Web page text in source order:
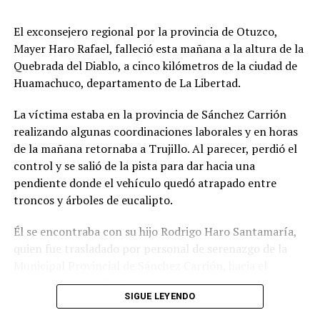
y Trujillo; todo lo cual garantiza alcanzar las 400
intervenciones al término del presente año.
Del total de inversiones, vale mencionar que hay una
cartera dinámica que incluye 20 proyectos actualmente
en proceso de convocatoria y 30 nuevas obras que serán
licitadas entre agosto y diciembre, ratificando el
compromiso de la gestión de Joana Cabrera de
mantener un ritmo sostenido de inversión pública hasta
el último día de su mandato.
13 grandes proyectos gestionados
Aparte, la actual gestión ha emprendido una ardua
más de 9 mil millones de soles, que representan el
futuro del desarrollo regional. Entre ellos destacan el
El exconsejero regional por la provincia de Otuzco,
Mayer Haro Rafael, falleció esta mañana a la altura de la
Quebrada del Diablo, a cinco kilómetros de la ciudad de
Huamachuco, departamento de La Libertad.
La víctima estaba en la provincia de Sánchez Carrión
realizando algunas coordinaciones laborales y en horas
de la mañana retornaba a Trujillo. Al parecer, perdió el
control y se salió de la pista para dar hacia una
pendiente donde el vehículo quedó atrapado entre
troncos y árboles de eucalipto.
Él se encontraba con su hijo Rodrigo Haro Santamaría,
quien fue trasladado por personal de serenazgo de la
hospital Leoncio Prado.
SIGUE LEYENDO